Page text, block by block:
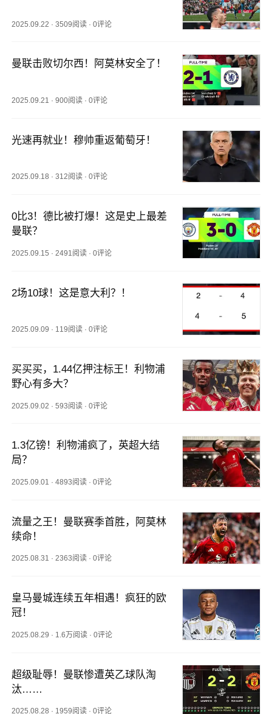
2025.09.22 ·3509阅读 ·0评论
曼联击败切尔西！阿莫林安全了！
2025.09.21 ·900阅读 ·0评论
光速再就业！穆帅重返葡萄牙！
2025.09.18 ·312阅读 ·0评论
0比3！德比被打爆！这是史上最差
曼联？
2025.09.15 · 2491阅读 ·0评论
2场10球！这是意大利？！
2025.09.09 · 119阅读 ·0评论
买买买，1.44亿押注标王！利物浦
野心有多大？
2025.09.02 ·593阅读 ·0评论
1.3亿镑！利物浦疯了，英超大结
局？
2025.09.01 ·4893阅读 ·0评论
流量之王！曼联赛季首胜，阿莫林
续命！
2025.08.31 ·2363阅读 ·0评论
皇马曼城连续五年相遇！疯狂的欧
冠！
2025.08.29 · 1.6万阅读 ·0评论
超级耻辱！曼联惨遭英乙球队淘
汰……
2025.08.28 · 1959阅读 ·0评论